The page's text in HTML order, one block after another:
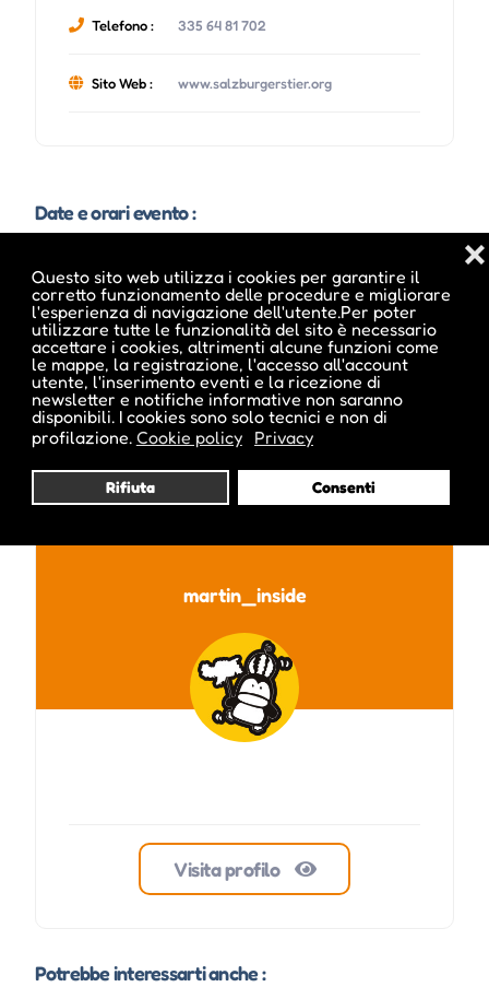
Questo sito web utilizza i cookies per garantire il
corretto funzionamento delle procedure e migliorare
l'esperienza di navigazione dell'utente.Per poter
utilizzare tutte le funzionalità del sito è necessario
accettare i cookies, altrimenti alcune funzioni come
le mappe, la registrazione, l'accesso all'account
utente, l'inserimento eventi e la ricezione di
newsletter e notifiche informative non saranno
disponibili. I cookies sono solo tecnici e non di
profilazione. Cookie policy Privacy
Rifiuta Consenti
❌
Telefono : 335 64 81 702
Sito Web : www.salzburgerstier.org
Date e orari evento :
L'evento si tiene dal 22 Mag 2026 al 23 Mag 2026
Pubblicato da :
martin_inside
Visita profilo
Potrebbe interessarti anche :